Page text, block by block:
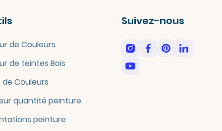
de Couleurs
de teintes Bois
Couleurs
quantité peinture
peinture
Suivez-nous